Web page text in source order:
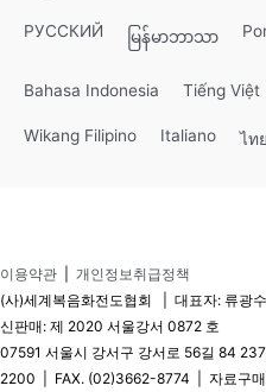
РУССКИЙ မြန်မာဘာသာ
Bahasa Indonesia Tiếng Việt
Wikang Filipino Italiano ไทย
이용약관
개인정보취급정책
(사)세계복음화전도협회 | 대표자: 류광
신판매: 제 2020 서울강서 0872 호
07591 서울시 강서구 강서로 56길 84
2200 | FAX. (02)3662-8774 | 자료구